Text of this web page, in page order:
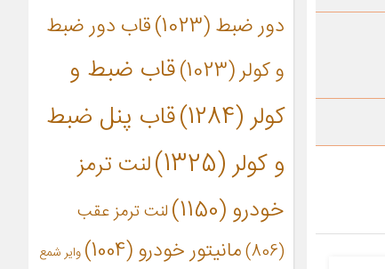
دور ضبط(1023)
قاب دور ضبط
و کولر(1023)
قاب ضبط و
کولر(1284)
قاب پنل ضبط
و کولر(1325)
لنت ترمز
خودرو(1150)
لنت ترمز عقب
(806)
مانیتور خودرو(1004)
وایر شمع